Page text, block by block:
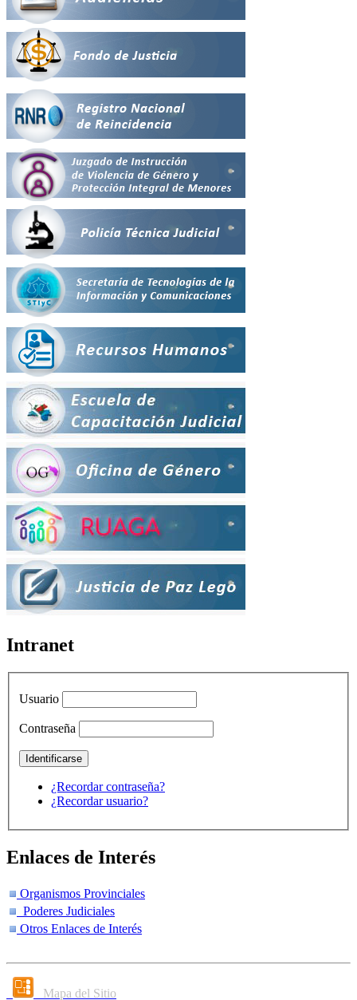
Intranet
Usuario
Contraseña
¿Recordar contraseña?
¿Recordar usuario?
Enlaces de Interés
Organismos Provinciales
Poderes Judiciales
Otros Enlaces de Interés
Mapa del Sitio